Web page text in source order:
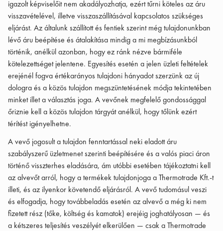
igazolt képviselőit nem akadályozhatja, ezért tűrni köteles az áru
visszavételével, illetve visszaszállításával kapcsolatos szükséges
eljárást. Az általunk szállított és fentiek szerint még tulajdonunkban
lévő áru beépítése és átalakítása mindig a mi megbízásunkból
történik, anélkül azonban, hogy ez ránk nézve bármiféle
kötelezettséget jelentene. Egyesítés esetén a jelen üzleti feltételek
erejénél fogva értékarányos tulajdoni hányadot szerzünk az új
dologra és a közös tulajdon megszüntetésének módja tekintetében
minket illet a választás joga. A vevőnek megfelelő gondossággal
őriznie kell a közös tulajdon tárgyát anélkül, hogy tőlünk ezért
térítést igényelhetne.
A vevő jogosult a tulajdon fenntartással neki eladott áru
szabályszerű üzletmenet szerinti beépítésére és a valós piaci áron
történő visszterhes eladására, ám utóbbi esetében tájékoztatni kell
az alvevőt arról, hogy a termékek tulajdonjoga a Thermotrade Kft.-t
illeti, és az ilyenkor követendő eljárásról. A vevő tudomásul veszi
és elfogadja, hogy továbbeladás esetén az alvevő a még ki nem
fizetett rész (tőke, költség és kamatok) erejéig joghatályosan — és
a kétszeres teljesítés veszélyét elkerülően — csak a Thermotrade